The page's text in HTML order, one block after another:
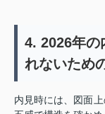
4. 2026年の
れないため
内見時には、図面